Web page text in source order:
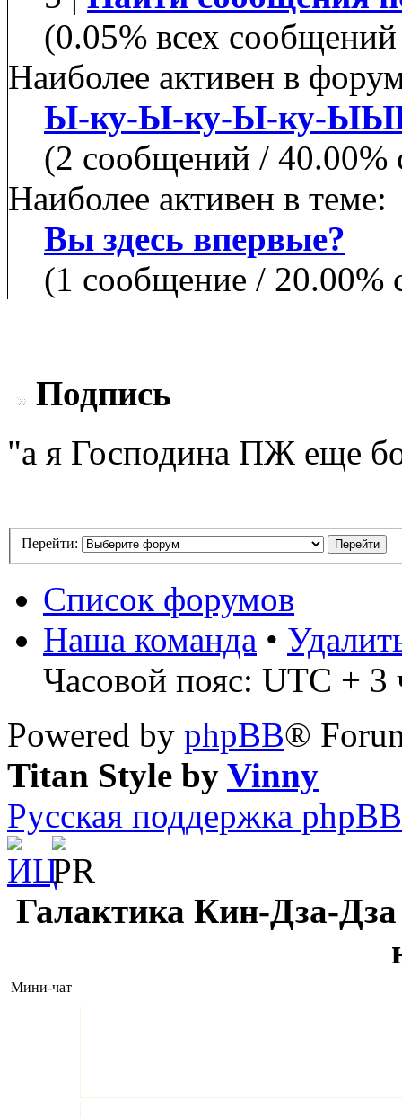
(0.05% всех
Наиболее активен в
Ы-ку-Ы-ку-Ы-ку-
(2 сообщений / 40.00%
Наиболее активен в теме:
Вы здесь впервые?
(1 сообщение / 20.00%
Подпись
"а я Господина ПЖ еще
Перейти:
Список форумов
Наша команда •
Часовой пояс: UTC + 3
Powered by phpBB®
Titan Style by Vinny
Русская поддержка phpBB
Галактика Кин-Дза-Дза
Мини-чат